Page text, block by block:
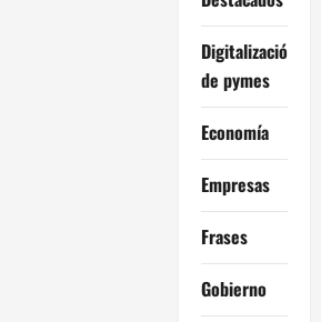
Digitalización
de pymes
Economía
Empresas
Frases
Gobierno